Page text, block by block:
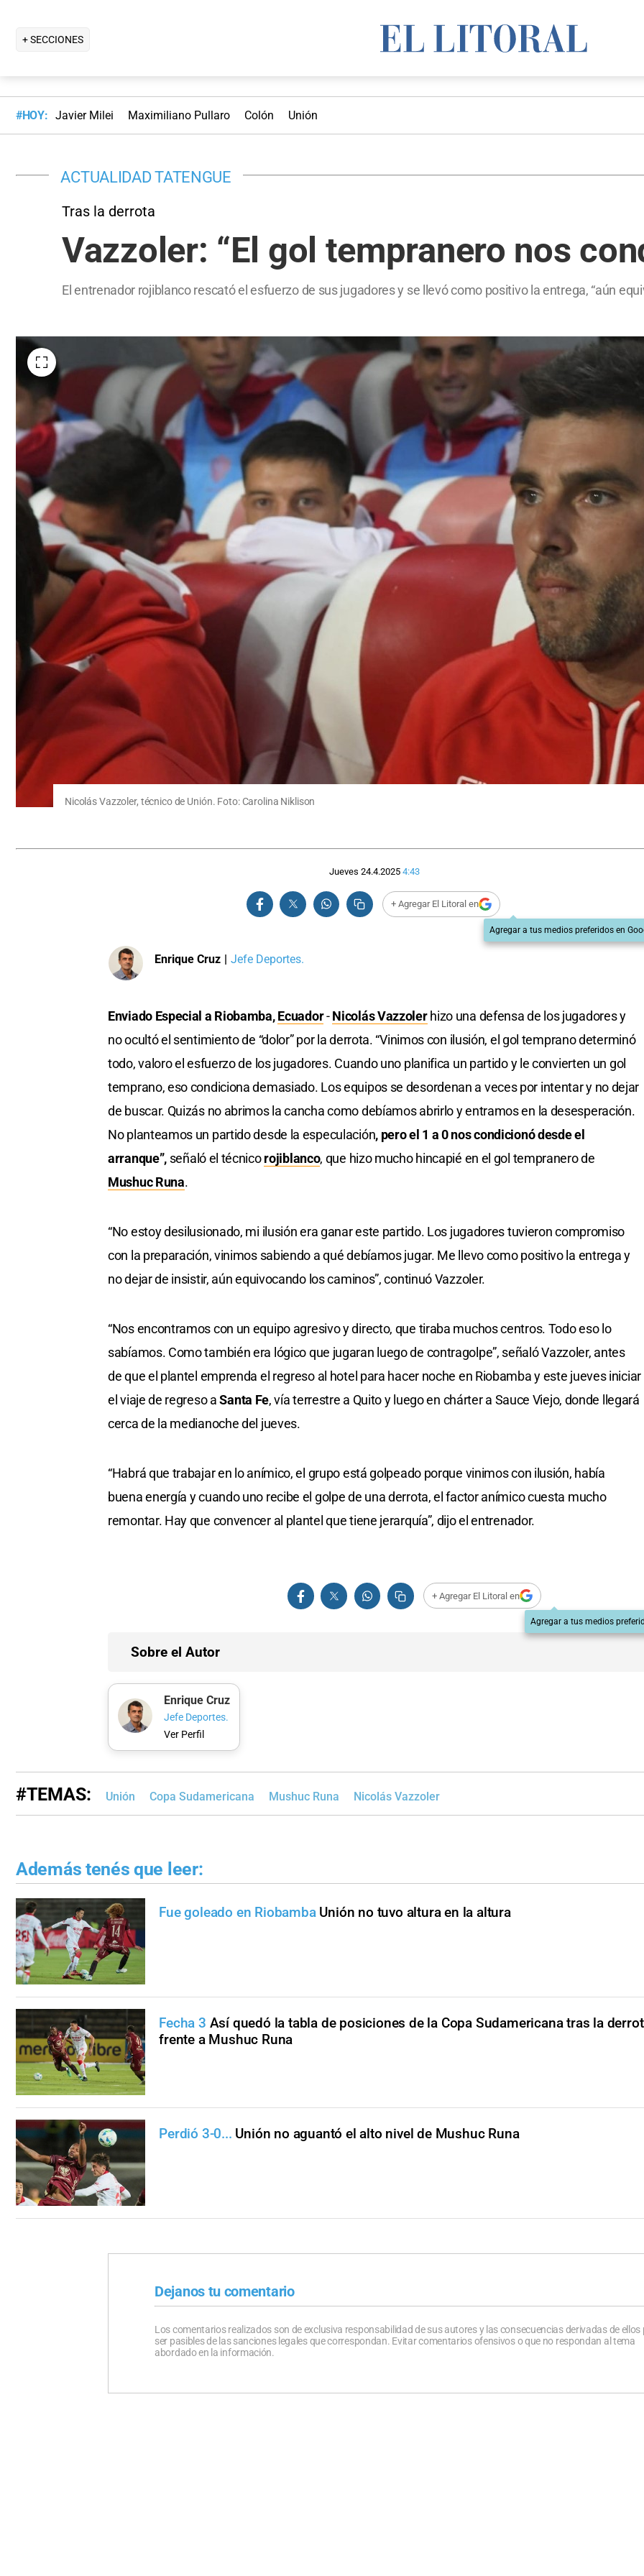
+ SECCIONES
#HOY: Javier Milei Maximiliano Pullaro Colón Unión
ACTUALIDAD TATENGUE
Tras la derrota
Vazzoler: “El gol tempranero nos
El entrenador rojiblanco rescató el esfuerzo de sus jugadores y se llevó como positivo la entrega, “aún
Nicolás Vazzoler, técnico de Unión. Foto: Carolina Niklison
Jueves 24.4.2025 4:43
+ Agregar El Litoral en
Agregar a tus medios preferidos en
Enrique Cruz | Jefe Deportes.
Enviado Especial a Riobamba,Ecuador-Nicolás Vazzolerhizo una defensa de los jugadores y
no ocultó el sentimiento de “dolor” por la derrota. “Vinimos con ilusión, el gol temprano determinó
todo, valoro el esfuerzo de los jugadores. Cuando uno planifica un partido y le convierten un gol
temprano, eso condiciona demasiado. Los equipos se desordenan a veces por intentar y no dejar
de buscar. Quizás no abrimos la cancha como debíamos abrirlo y entramos en la desesperación.
No planteamos un partido desde la especulación, pero el 1 a 0 nos condicionó desde el
arranque”, señaló el técnicorojiblanco, que hizo mucho hincapié en el gol tempranero de
Mushuc Runa.
“No estoy desilusionado, mi ilusión era ganar este partido. Los jugadores tuvieron compromiso
con la preparación, vinimos sabiendo a qué debíamos jugar. Me llevo como positivo la entrega y
no dejar de insistir, aún equivocando los caminos”, continuó Vazzoler.
“Nos encontramos con un equipo agresivo y directo, que tiraba muchos centros. Todo eso lo
sabíamos. Como también era lógico que jugaran luego de contragolpe”, señaló Vazzoler, antes
de que el plantel emprenda el regreso al hotel para hacer noche en Riobamba y este jueves iniciar
el viaje de regreso aSanta Fe, vía terrestre a Quito y luego en chárter a Sauce Viejo, donde llegará
cerca de la medianoche del jueves.
“Habrá que trabajar en lo anímico, el grupo está golpeado porque vinimos con ilusión, había
buena energía y cuando uno recibe el golpe de una derrota, el factor anímico cuesta mucho
remontar. Hay que convencer al plantel que tiene jerarquía”, dijo el entrenador.
+ Agregar El Litoral en
Agregar a tus medios
Sobre el Autor
Enrique Cruz
Jefe Deportes.
Ver Perfil
#TEMAS: Unión Copa Sudamericana Mushuc Runa Nicolás Vazzoler
Además tenés que leer:
Fue goleado en Riobamba Unión no tuvo altura en la altura
Fecha 3 Así quedó la tabla de posiciones de la Copa Sudamericana tras la
frente a Mushuc Runa
Perdió 3-0... Unión no aguantó el alto nivel de Mushuc Runa
Dejanos tu comentario
Los comentarios realizados son de exclusiva responsabilidad de sus autores y las consecuencias derivadas de ellos
ser pasibles de las sanciones legales que correspondan. Evitar comentarios ofensivos o que no respondan al tema
abordado en la información.